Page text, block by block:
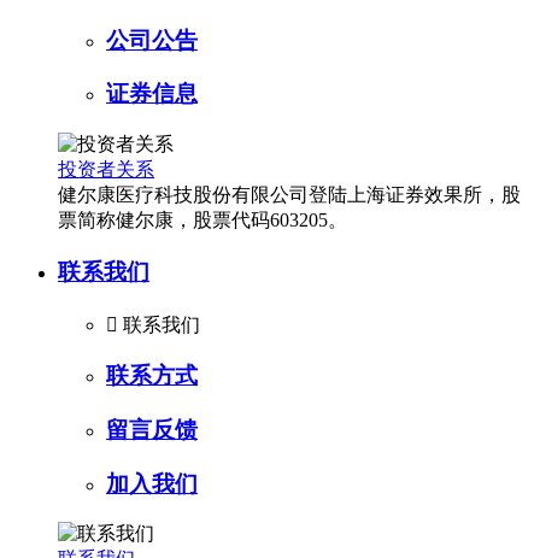
公司公告
证券信息
投资者关系
健尔康医疗科技股份有限公司登陆上海证券效果所，股
票简称健尔康，股票代码603205。
联系我们
 联系我们
联系方式
留言反馈
加入我们